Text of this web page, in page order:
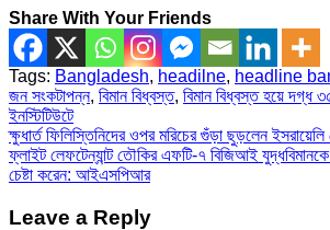
Share With Your Friends
Tags: Bangladesh, headilne, headline
জন সংকটাপন্ন, বিমান বিধ্বস্ত, বিমান বিধ্বস্ত হয়ে দগ্ধ
ইনস্টিটিউটে
Post
navigation
ক্ষুধার্ত ফিলিস্তিনিদের ওপর মরিচের গুঁড়া ছুড়লেন ইসরায়েলি
ফ্লাইট লেফটেন্যান্ট তৌকির এফটি-৭ বিজিআই
চেষ্টা করেন: আইএসপিআর
Leave a Reply